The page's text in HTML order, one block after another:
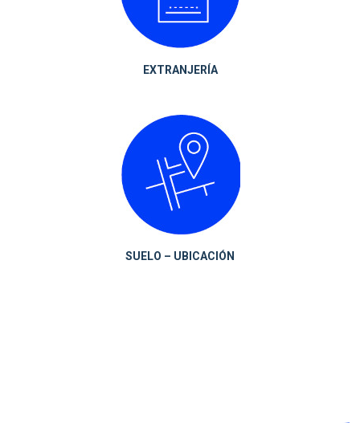
EXTRANJERÍA
SUELO – UBICACIÓN